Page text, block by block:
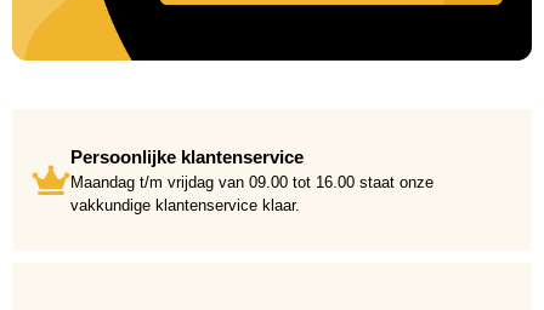
Persoonlijke klantenservice
Maandag t/m vrijdag van 09.00 tot 16.00 staat onze
vakkundige klantenservice klaar.